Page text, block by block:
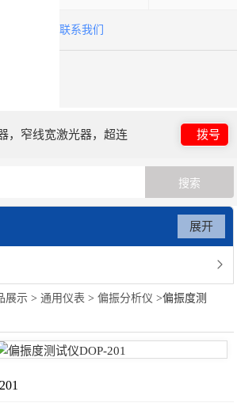
联系我们
，窄线宽激光器，超连
纤
拨号
展开
展示 >通用仪表 >偏振分析仪 >偏振度测